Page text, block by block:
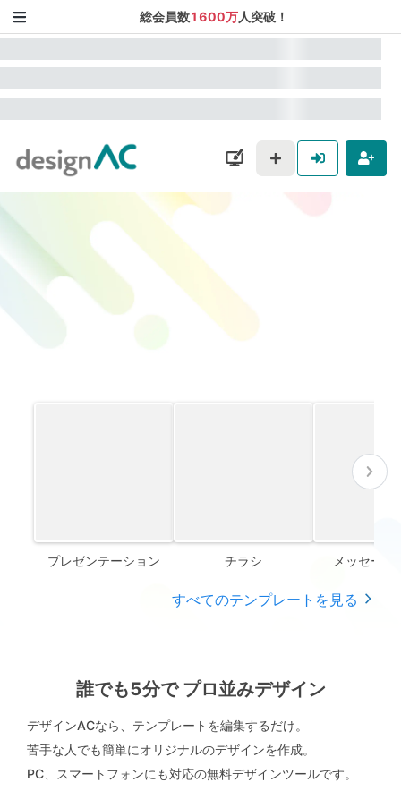
総会員数1600万人突破！
プレゼンテーション チラシ メッセージ
すべてのテンプレートを見る
誰でも5分で プロ並みデザイン
デザインACなら、テンプレートを編集するだけ。
苦手な人でも簡単にオリジナルのデザインを作成。
PC、スマートフォンにも対応の無料デザインツールです。